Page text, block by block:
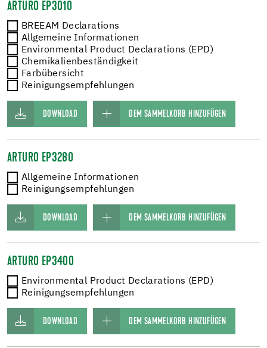
ARTURO EP3010
BREEAM Declarations
Allgemeine Informationen
Environmental Product Declarations (EPD)
Chemikalienbeständigkeit
Farbübersicht
Reinigungsempfehlungen
DOWNLOAD DEM SAMMELKORB HINZUFÜGEN
ARTURO EP3280
Allgemeine Informationen
Reinigungsempfehlungen
DOWNLOAD DEM SAMMELKORB HINZUFÜGEN
ARTURO EP3400
Environmental Product Declarations (EPD)
Reinigungsempfehlungen
DOWNLOAD DEM SAMMELKORB HINZUFÜGEN